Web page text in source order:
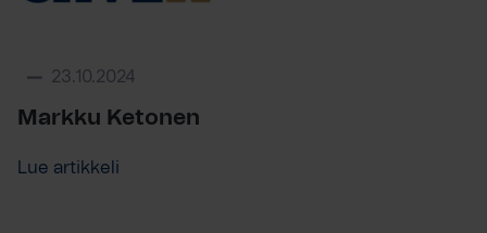
23.10.2024
Markku Ketonen
Lue artikkeli